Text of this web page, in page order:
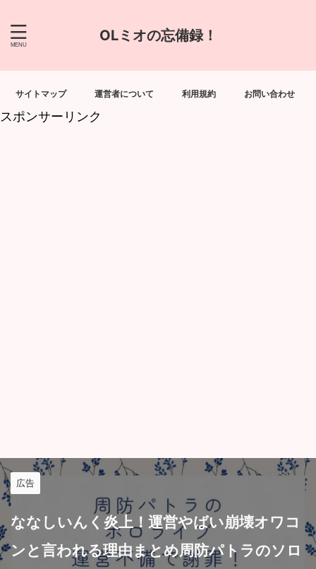
OLミオの忘備録！
サイトマップ 運営者について 利用規約 お問い合わせ
スポンサーリンク
広告
ななしいんく炎上！運営やばい崩壊オワコ
ンと言われる理由まとめ周防パトラのソロ